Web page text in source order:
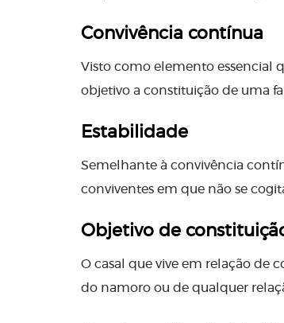
Convivência contínua
Visto como elemento essencial
objetivo a constituição de uma
Estabilidade
Semelhante à convivência
conviventes em que não se
Objetivo de
O casal que vive em relação de
do namoro ou de qualquer